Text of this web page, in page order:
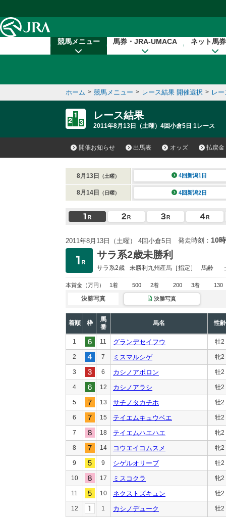
競馬メニュー 馬券・JRA-UMACA ネット馬
ホーム > 競馬メニュー > レース結果 開催選択 > レ
レース結果
2011年8月13日（土曜）4回小倉5日 1レース
開催お知らせ 出馬表 オッズ 払戻金
8月13日 （土曜） 4回新潟1日
8月14日 （日曜） 4回新潟2日
2011年8月13日（土曜） 4回小倉5日 発走時刻： 10
サラ系2歳未勝利
サラ系2歳 未勝利九州産馬［指定］ 馬齢
本賞金 （万円） 1着 500 2着 200 3着 130
決勝写真 決勝写真
着順 枠
馬
番
馬名 性齢
1 11 グランデセイフウ 牡2
2 7 ミスマルシゲ 牝2
3 6 カシノアポロン 牡2
4 12 カシノアラシ 牡2
5 13 サチノタカチホ 牡2
6 15 テイエムキュウベエ 牡2
7 18 テイエムハエハエ 牝2
8 14 コウエイコムスメ 牝2
9 9 シゲルオリーブ 牡2
10 17 ミスコクラ 牝2
11 10 ネクストズキュン 牡2
12 1 カシノデューク 牡2